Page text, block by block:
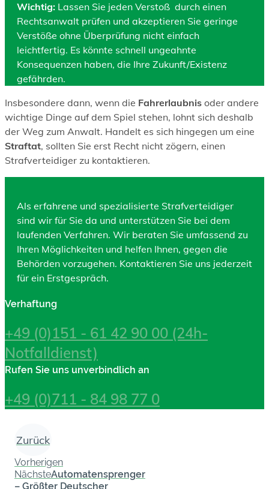
Wichtig: Lassen Sie jeden Verstoß durch einen
Rechtsanwalt prüfen und akzeptieren Sie geringe
Verstöße ohne Überprüfung nicht einfach
leichtfertig. Es könnte schnell ungeahnte
Konsequenzen haben, die Ihre Zukunft/Existenz
gefährden.
Insbesondere dann, wenn die Fahrerlaubnis oder andere
wichtige Dinge auf dem Spiel stehen, lohnt sich deshalb
der Weg zum Anwalt. Handelt es sich hingegen um eine
Straftat, sollten Sie erst Recht nicht zögern, einen
Strafverteidiger zu kontaktieren.
Als erfahrene und spezialisierte Strafverteidiger
sind wir für Sie da und unterstützen Sie bei dem
laufenden Verfahren. Wir beraten Sie umfassend zu
Ihren Möglichkeiten und helfen Ihnen, gegen die
Behörden vorzugehen. Kontaktieren Sie uns jederzeit
für ein Erstgespräch.
Verhaftung
+49 (0)151 - 61 42 90 00 (24h-
Notfalldienst)
Rufen Sie uns unverbindlich an
+49 (0)711 - 84 98 77 0
Zurück
Vorherigen
NächsteAutomatensprenger
– Größter Deutscher